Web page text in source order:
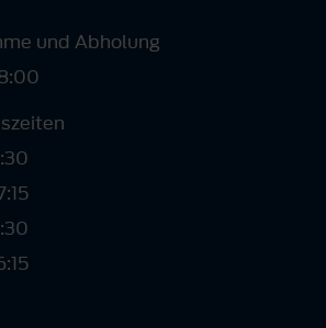
und Abholung